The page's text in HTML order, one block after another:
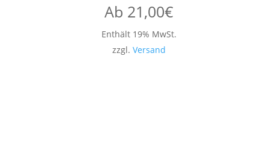
Ab 21,00€
Enthält 19% MwSt.
zzgl. Versand